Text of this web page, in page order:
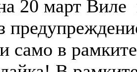
20 март Виле
само в